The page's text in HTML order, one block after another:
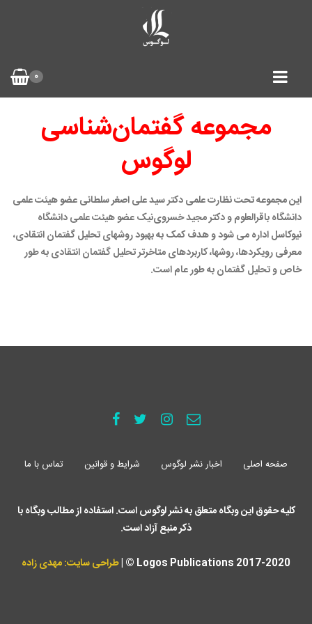
0
مجموعه گفتمان‌شناسی
لوگوس
این مجموعه تحت نظارت علمی دکتر سید علی اصغر سلطانی عضو هیئت علمی
دانشگاه باقرالعلوم و دکتر مجید خسروی‌نیک عضو هیئت علمی دانشگاه
نیوکاسل اداره می شود و هدف کمک به بهبود روشهای تحلیل گفتمان انتقادی،
معرفی رویکردها، روشها، کاربردهای متاخرتر تحلیل گفتمان انتقادی به طور
خاص و تحلیل گفتمان به طور عام است.
صفحه اصلی اخبار نشر لوگوس شرایط و قوانین تماس با ما
کلیه حقوق این وبگاه متعلق به نشر لوگوس است. استفاده از مطالب وبگاه با
ذکر منبع آزاد است.
Logos Publications 2017-2020 © | طراحی سایت: مهدی زاده